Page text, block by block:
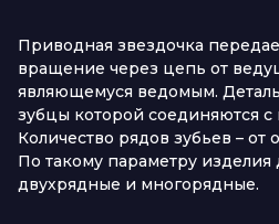
Приводная звездочка
вращение через цепь от
являющемуся ведомым.
зубцы которой соединяются
Количество рядов зубьев – от
По такому параметру изделия
двухрядные и многорядные.